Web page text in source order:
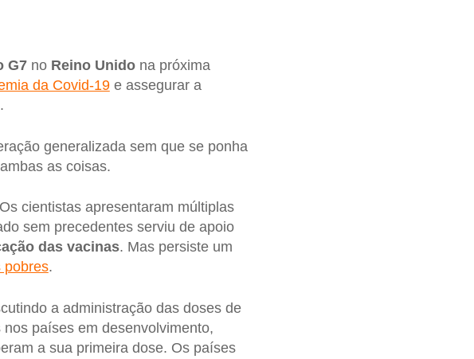
G7no Reino Unidona próxima
da Covid-19e assegurar a
generalizada sem que se ponha
as coisas.
cientistas apresentaram múltiplas
sem precedentes serviu de apoio
das vacinas. Mas persiste um
pobres.
a administração das doses de
países em desenvolvimento,
a sua primeira dose. Os países